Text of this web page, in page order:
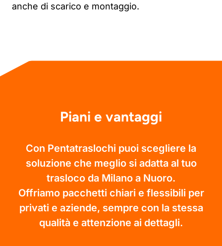
anche di scarico e montaggio.
Piani e vantaggi
Con Pentatraslochi puoi scegliere la
soluzione che meglio si adatta al tuo
trasloco da Milano a Nuoro.
Offriamo pacchetti chiari e flessibili per
privati e aziende, sempre con la stessa
qualità e attenzione ai dettagli.